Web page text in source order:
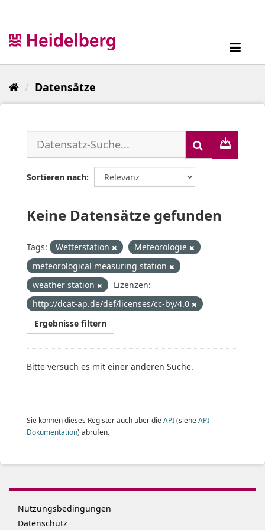
Datensätze
Sortieren nach
Keine Datensätze gefunden
Tags: Wetterstation
Meteorologie
meteorological measuring station
weather station
Lizenzen:
http://dcat-ap.de/def/licenses/cc-by/4.0
Ergebnisse filtern
Bitte versuch es mit einer anderen Suche.
Sie können dieses Register auch über die API(siehe API-
Dokumentation) abrufen.
Nutzungsbedingungen
Datenschutz